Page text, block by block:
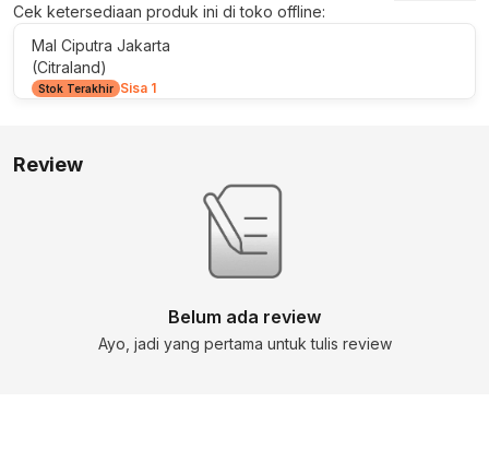
Cek ketersediaan produk ini di toko offline:
Mal Ciputra Jakarta
(Citraland)
Stok Terakhir Sisa 1
Review
Belum ada review
Ayo, jadi yang pertama untuk tulis review